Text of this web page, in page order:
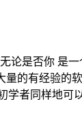
论是否你 是
的有经验的
者同样地可